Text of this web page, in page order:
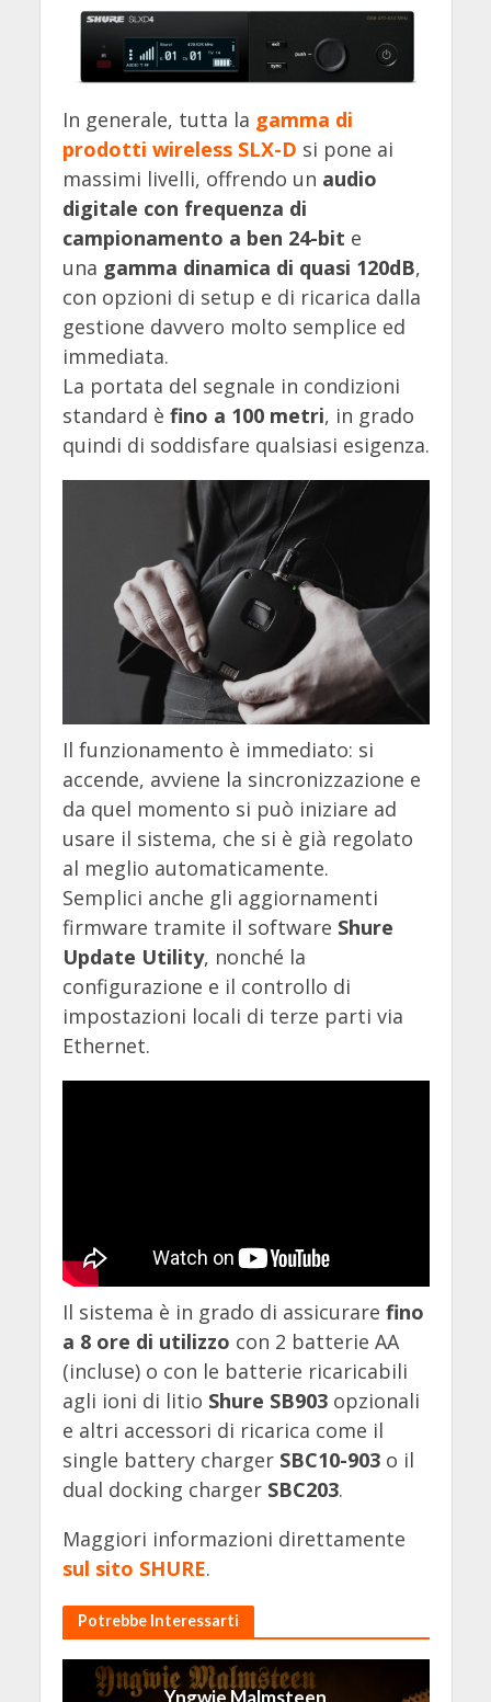
In generale, tutta la gamma di
prodotti wireless SLX-D si pone ai
massimi livelli, offrendo un audio
digitale con frequenza di
campionamento a ben 24-bit e
una gamma dinamica di quasi 120dB,
con opzioni di setup e di ricarica dalla
gestione davvero molto semplice ed
immediata.
La portata del segnale in condizioni
standard è fino a 100 metri, in grado
quindi di soddisfare qualsiasi esigenza.
Il funzionamento è immediato: si
accende, avviene la sincronizzazione e
da quel momento si può iniziare ad
usare il sistema, che si è già regolato
al meglio automaticamente.
Semplici anche gli aggiornamenti
firmware tramite il software Shure
Update Utility, nonché la
configurazione e il controllo di
impostazioni locali di terze parti via
Ethernet.
Il sistema è in grado di assicurare fino
a 8 ore di utilizzo con 2 batterie AA
(incluse) o con le batterie ricaricabili
agli ioni di litio Shure SB903opzionali
e altri accessori di ricarica come il
single battery charger SBC10-903o il
dual docking charger SBC203.
Maggiori informazioni direttamente
sul sito SHURE.
Potrebbe Interessarti
Yngwie Malmsteen